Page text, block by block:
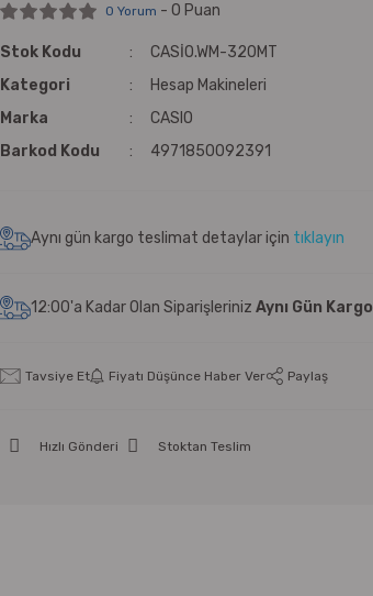
0 Yorum - 0 Puan
Stok Kodu
CASİO.WM-320MT
Kategori
Hesap Makineleri
Marka
CASIO
Barkod Kodu
4971850092391
Aynı gün kargo teslimat detaylar için tıklayın
12:00'a Kadar Olan Siparişleriniz Aynı Gün Kargo
Tavsiye Et Fiyatı Düşünce Haber Ver Paylaş
Hızlı Gönderi Stoktan Teslim